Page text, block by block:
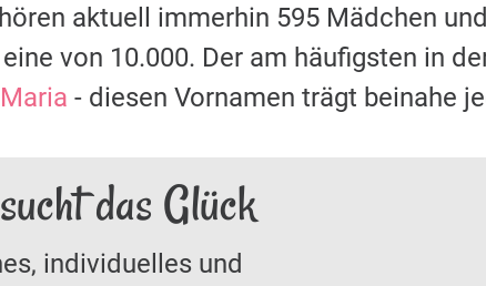
aktuell immerhin 595 Mädchen
von 10.000. Der am häufigsten in
Maria - diesen Vornamen trägt beinahe
das Glück
individuelles und